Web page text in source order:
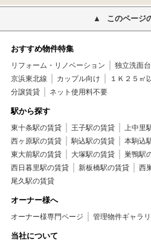
このページ
おすすめ物件特集
リフォーム・リノベーション 独立洗面台
京浜東北線
カップル向け １Ｋ２５㎡
分譲賃貸
ネット使用料不要
駅から探す
東十条駅の賃貸 王子駅の賃貸 上中里
西ヶ原駅の賃貸
駒込駅の賃貸 本駒込
東大前駅の賃貸
大塚駅の賃貸 巣鴨駅
西日暮里駅の賃貸
新板橋駅の賃貸 西
尾久駅の賃貸
オーナー様へ
オーナー様専門ページ 管理物件ギャラ
当社について